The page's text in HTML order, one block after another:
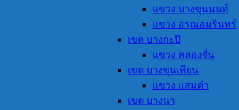
แขวง บางขุนนนท์
แขวง อรุณอมรินทร์
เขต บางกะปิ
แขวง คลองจั่น
เขต บางขุนเทียน
แขวง แสมดำ
เขต บางนา